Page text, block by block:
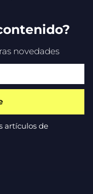
novedades
artículos de